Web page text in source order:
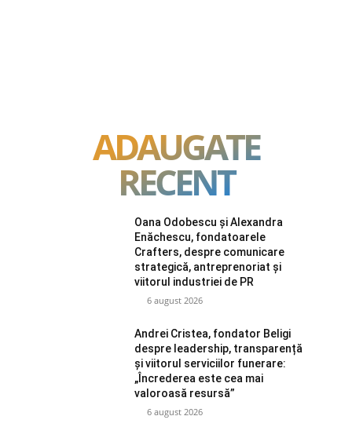
ADAUGATE
RECENT
Oana Odobescu și Alexandra
Enăchescu, fondatoarele
Crafters, despre comunicare
strategică, antreprenoriat și
viitorul industriei de PR
6 august 2026
Andrei Cristea, fondator Beligi
despre leadership, transparență
și viitorul serviciilor funerare:
„Încrederea este cea mai
valoroasă resursă”
6 august 2026